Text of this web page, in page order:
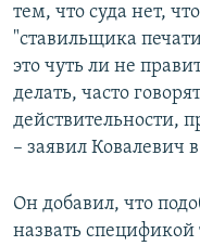
тем, что суда нет,
"ставильщика
это чуть ли не
делать, часто
действительности,
– заявил Ковалевич
Он добавил, что
назвать спецификой